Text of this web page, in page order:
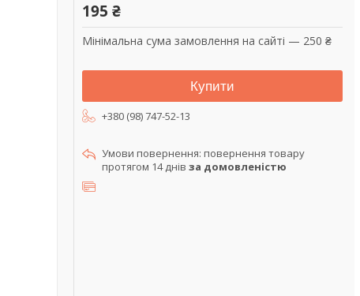
195 ₴
Мінімальна сума замовлення на сайті — 250 ₴
Купити
+380 (98) 747-52-13
повернення товару
протягом 14 днів за домовленістю